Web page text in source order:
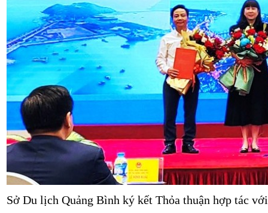
Sở Du lịch Quảng Bình ký kết Thỏa thuận hợp tác